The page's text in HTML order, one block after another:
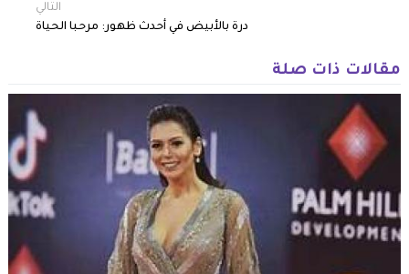
التالي
درة بالأبيض في أحدث ظهور: مرحبا الحياة
مقالات ذات صلة